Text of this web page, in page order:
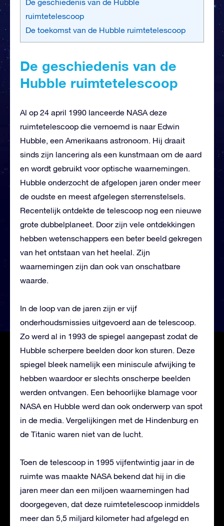
De geschiedenis van de Hubble
ruimtetelescoop
De toekomst van de Hubble ruimtetelescoop
De geschiedenis van de
Hubble ruimtetelescoop
Al op 24 april 1990 lanceerde NASA deze
ruimtetelescoop die vernoemd is naar Edwin
Hubble, een Amerikaans astronoom. Hij draait
sinds zijn lancering als een kunstmaan om de aard
en wordt gebruikt voor optische waarnemingen.
Hubble onderzocht de afgelopen jaren onder meer
de oudste en meest afgelegen sterrenstelsels.
Recentelijk ontdekte de telescoop nog een nieuwe
grote dubbelplaneet. Door zijn vele ontdekkingen
hebben wetenschappers een beter beeld gekregen
van het ontstaan van het heelal. Zijn
waarnemingen zijn dan ook van onschatbare
waarde.
In de loop van de jaren zijn er vijf
onderhoudsmissies uitgevoerd aan de telescoop.
Zo werd al in 1993 de spiegel aangepast zodat de
Hubble scherpere beelden door kon sturen. Deze
spiegel bleek namelijk een miniscule afwijking te
hebben waardoor er slechts onscherpe beelden
werden ontvangen. Een behoorlijke blamage voor
NASA en Hubble werd dan ook onderwerp van spot
in de media. Vergelijkingen met de Hindenburg en
de Titanic waren niet van de lucht.
Toen de telescoop in 1995 vijfentwintig jaar in de
ruimte was maakte NASA bekend dat hij in die
jaren meer dan een miljoen waarnemingen had
doorgegeven, dat deze ruimtetelescoop inmiddels
meer dan 5,5 miljard kilometer had afgelegd en